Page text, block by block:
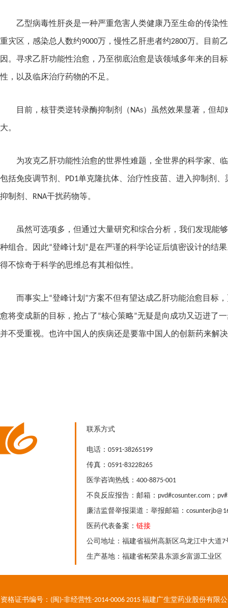
乙型病毒性肝炎是一种严重危害人类健康乃至生命的传染
重灾区，感染总人数约9000万，慢性乙肝患者约2800万。目前
因。寻求乙肝功能性治愈，乃至彻底治愈是该领域多年来的目
性，以及临床治疗药物的不足。
目前，核苷类逆转录酶抑制剂（ NAs）虽然效果显著，但
大。
为攻克乙肝功能性治愈的世界性难题，全世界的科学家、
包括免疫调节剂、 PD1单克隆抗体、治疗性疫苗、进入抑制剂
抑制剂、 RNA干扰药物等。
虽然可选项多，但通过大量研究和综合分析，我们发现能
种组合。因此“登峰计划”是在严谨的科学论证后缜密设计的结
得不惊奇于科学的思维总有其相似性。
而事实上“登峰计划”方案不但有望达成乙肝功能治愈目标
愈将变成新的目标，抢占了“核心策略”无疑是向成功又迈进了
并不受重视。也许中国人的疾病还是要靠中国人的创新药来解
联系方式
电话：0591-38265199
传真：0591-83228265
医学咨询热线：400-8875-001
不良反应报告：邮箱：pvd#cosunter.com；
廉洁监督举报渠道：举报邮箱：
医药代表备案： 链接
公司地址：福建省福州高新区乌龙江中大道7
生产基地：福建省柘荣县东源乡富源工业区
资格证书编号：(闽)-非经营性-2014-0006 2015 福建广生堂药业股份有限公